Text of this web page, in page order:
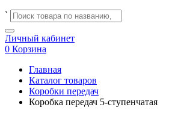
`
Личный кабинет
0 Корзина
Главная
Каталог товаров
Коробки передач
Коробка передач 5-ступенчатая